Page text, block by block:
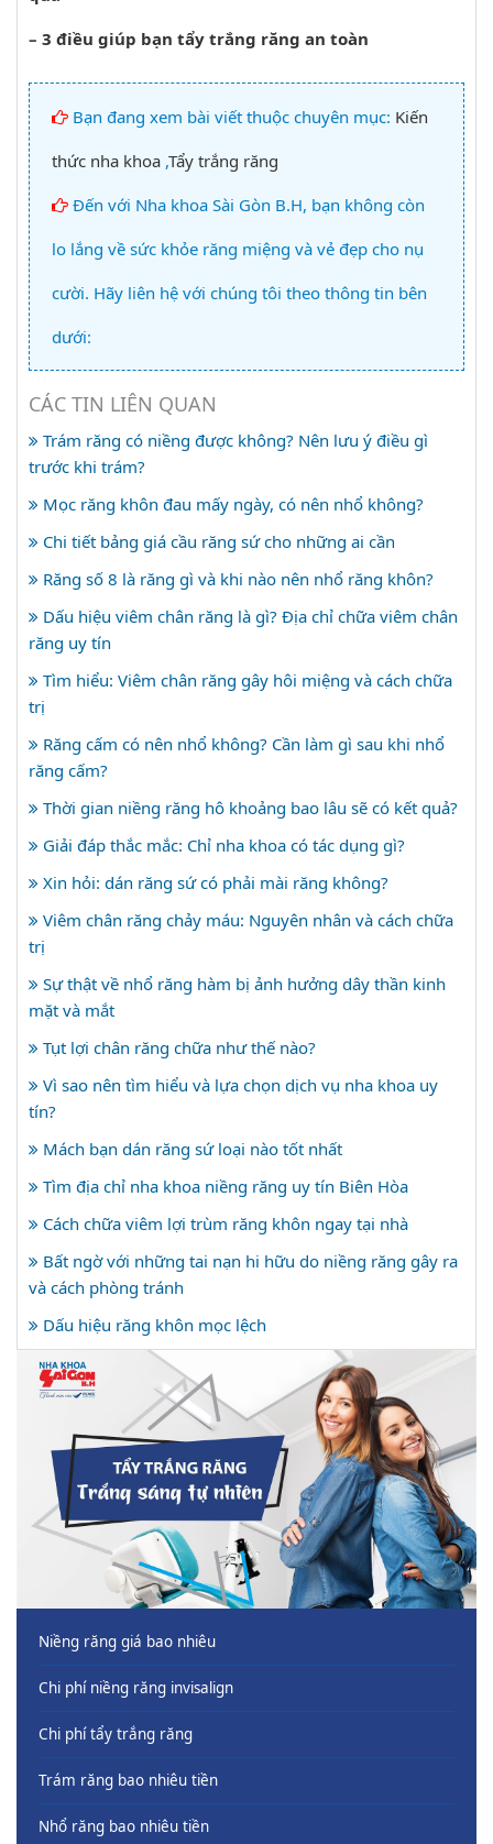
– 3 điều giúp bạn tẩy trắng răng an toàn
Bạn đang xem bài viết thuộc chuyên mục: Kiến
thức nha khoa ,Tẩy trắng răng
Đến với Nha khoa Sài Gòn B.H, bạn không còn
lo lắng về sức khỏe răng miệng và vẻ đẹp cho nụ
cười. Hãy liên hệ với chúng tôi theo thông tin bên
dưới:
CÁC TIN LIÊN QUAN
Trám răng có niềng được không? Nên lưu ý điều gì
trước khi trám?
Mọc răng khôn đau mấy ngày, có nên nhổ không?
Chi tiết bảng giá cầu răng sứ cho những ai cần
Răng số 8 là răng gì và khi nào nên nhổ răng khôn?
Dấu hiệu viêm chân răng là gì? Địa chỉ chữa viêm chân
răng uy tín
Tìm hiểu: Viêm chân răng gây hôi miệng và cách chữa
trị
Răng cấm có nên nhổ không? Cần làm gì sau khi nhổ
răng cấm?
Thời gian niềng răng hô khoảng bao lâu sẽ có kết quả?
Giải đáp thắc mắc: Chỉ nha khoa có tác dụng gì?
Xin hỏi: dán răng sứ có phải mài răng không?
Viêm chân răng chảy máu: Nguyên nhân và cách chữa
trị
Sự thật về nhổ răng hàm bị ảnh hưởng dây thần kinh
mặt và mắt
Tụt lợi chân răng chữa như thế nào?
Vì sao nên tìm hiểu và lựa chọn dịch vụ nha khoa uy
tín?
Mách bạn dán răng sứ loại nào tốt nhất
Tìm địa chỉ nha khoa niềng răng uy tín Biên Hòa
Cách chữa viêm lợi trùm răng khôn ngay tại nhà
Bất ngờ với những tai nạn hi hữu do niềng răng gây ra
và cách phòng tránh
Dấu hiệu răng khôn mọc lệch
Niềng răng giá bao nhiêu
Chi phí niềng răng invisalign
Chi phí tẩy trắng răng
Trám răng bao nhiêu tiền
Nhổ răng bao nhiêu tiền